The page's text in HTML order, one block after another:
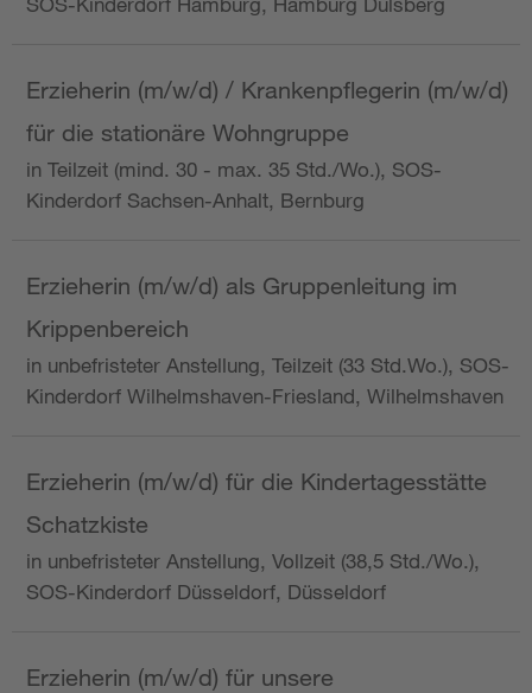
Erzieherin (m/w/d) / Krankenpflegerin (m/w/d)
für die stationäre Wohngruppe
in Teilzeit (mind. 30 - max. 35 Std./Wo.), SOS-
Kinderdorf Sachsen-Anhalt, Bernburg
Erzieherin (m/w/d) als Gruppenleitung im
Krippenbereich
in unbefristeter Anstellung, Teilzeit (33 Std.Wo.), SOS-
Kinderdorf Wilhelmshaven-Friesland, Wilhelmshaven
Erzieherin (m/w/d) für die Kindertagesstätte
Schatzkiste
in unbefristeter Anstellung, Vollzeit (38,5 Std./Wo.),
SOS-Kinderdorf Düsseldorf, Düsseldorf
Erzieherin (m/w/d) für unsere